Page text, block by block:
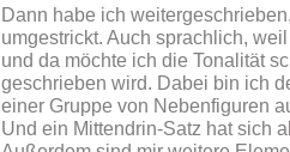
Dann habe ich
umgestrickt. Auch sprachlich,
und da möchte ich die Tonalität
geschrieben wird. Dabei bin ich
einer Gruppe von Nebenfiguren
Und ein Mittendrin-Satz hat sich